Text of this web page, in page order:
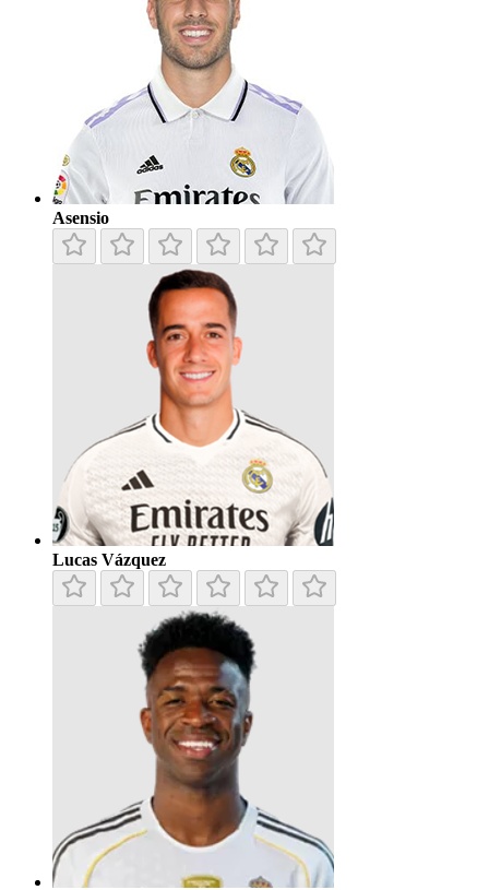
Asensio
Lucas Vázquez